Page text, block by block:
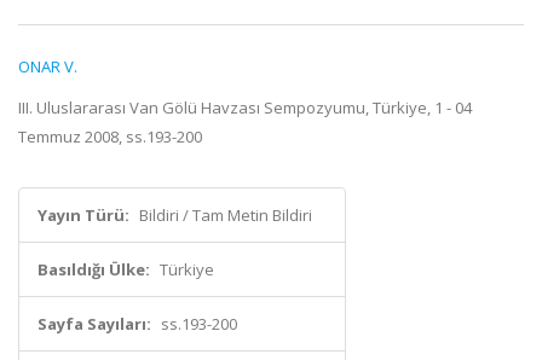
ONAR V.
III. Uluslararası Van Gölü Havzası Sempozyumu, Türkiye, 1 - 04
Temmuz 2008, ss.193-200
Yayın Türü: Bildiri / Tam Metin Bildiri
Basıldığı Ülke: Türkiye
Sayfa Sayıları: ss.193-200